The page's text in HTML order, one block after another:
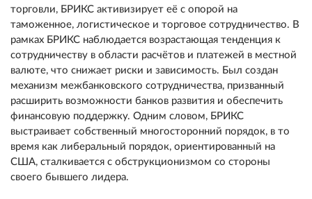
торговли, БРИКС активизирует её с опорой на
таможенное, логистическое и торговое сотрудничество. В
рамках БРИКС наблюдается возрастающая тенденция к
сотрудничеству в области расчётов и платежей в местной
валюте, что снижает риски и зависимость. Был создан
механизм межбанковского сотрудничества, призванный
расширить возможности банков развития и обеспечить
финансовую поддержку. Одним словом, БРИКС
выстраивает собственный многосторонний порядок, в то
время как либеральный порядок, ориентированный на
США, сталкивается с обструкционизмом со стороны
своего бывшего лидера.